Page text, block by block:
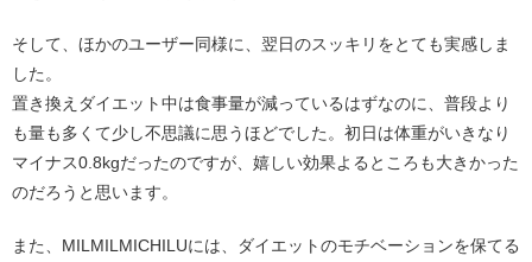
そして、ほかのユーザー同様に、翌日のスッキリをとても実感しま
した。
置き換えダイエット中は食事量が減っているはずなのに、普段より
も量も多くて少し不思議に思うほどでした。初日は体重がいきなり
マイナス0.8kgだったのですが、嬉しい効果よるところも大きかった
のだろうと思います。
また、MILMILMICHILUには、ダイエットのモチベーションを保てる